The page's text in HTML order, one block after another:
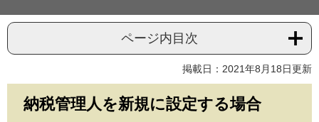
ページ内目次
掲載日：2021年8月18日更新
納税管理人を新規に設定する場合